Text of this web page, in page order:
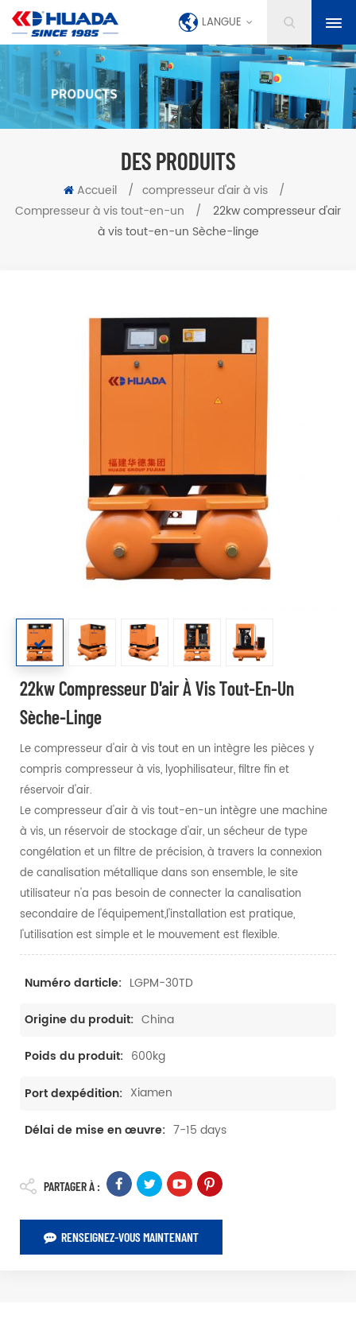
LANGUE
DES PRODUITS
Accueil / compresseur d'air à vis
/
Compresseur à vis tout-en-un
/
22kw compresseur d'air
à vis tout-en-un Sèche-linge
22kw Compresseur D'air À Vis Tout-En-Un
Sèche-Linge
Le compresseur d'air à vis tout en un intègre les pièces y
compris compresseur à vis, lyophilisateur, filtre fin et
réservoir d'air.
Le compresseur d'air à vis tout-en-un intègre une machine
à vis, un réservoir de stockage d'air, un sécheur de type
congélation et un filtre de précision, à travers la connexion
de canalisation métallique dans son ensemble, le site
utilisateur n'a pas besoin de connecter la canalisation
secondaire de l'équipement,l'installation est pratique,
l'utilisation est simple et le mouvement est flexible.
Numéro darticle: LGPM-30TD
Origine du produit: China
Poids du produit: 600kg
Port dexpédition: Xiamen
Délai de mise en œuvre: 7-15 days
PARTAGER À :
RENSEIGNEZ-VOUS MAINTENANT